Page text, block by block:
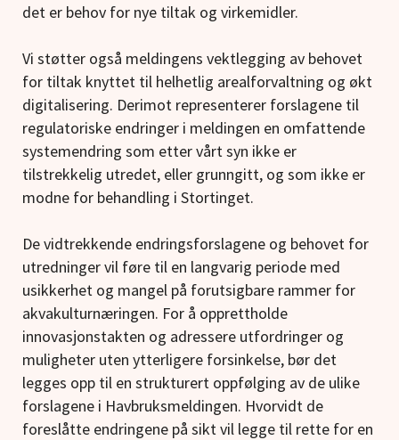
det er behov for nye tiltak og virkemidler.
Vi støtter også meldingens vektlegging av behovet
for tiltak knyttet til helhetlig arealforvaltning og økt
digitalisering. Derimot representerer forslagene til
regulatoriske endringer i meldingen en omfattende
systemendring som etter vårt syn ikke er
tilstrekkelig utredet, eller grunngitt, og som ikke er
modne for behandling i Stortinget.
De vidtrekkende endringsforslagene og behovet for
utredninger vil føre til en langvarig periode med
usikkerhet og mangel på forutsigbare rammer for
akvakulturnæringen. For å opprettholde
innovasjonstakten og adressere utfordringer og
muligheter uten ytterligere forsinkelse, bør det
legges opp til en strukturert oppfølging av de ulike
forslagene i Havbruksmeldingen. Hvorvidt de
foreslåtte endringene på sikt vil legge til rette for en